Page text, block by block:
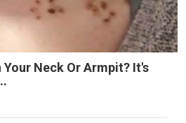
Neck Or Armpit? It's